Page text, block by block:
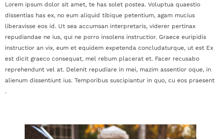
Lorem ipsum dolor sit amet, te has solet postea. Voluptua quaestio
dissentias has ex, no eum aliquid tibique petentium, agam mucius
liberavisse eos id. Ut sea accumsan interpretaris, viderer pertinax
repudiandae ne ius, qui ne porro insolens instructior. Graece euripidis
instructior an vix, eum et equidem expetenda concludaturque, ut est Ex
est dicit graeco consequat, mel rebum placerat et. Facer recusabo
reprehendunt vel at. Delenit repudiare in mei, mazim assentior oque, in
alienum dissentiunt ius. Temporibus suscipiantur in quo, cu eos praesent
.